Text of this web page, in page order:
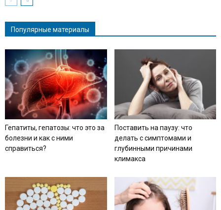
Популярные материалы
Гепатиты, гепатозы: что это за
болезни и как с ними
справиться?
Поставить на паузу: что
делать с симптомами и
глубинными причинами
климакса